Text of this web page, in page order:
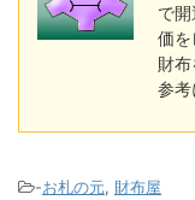
で
価を
財
参
-お札の元, 財布屋